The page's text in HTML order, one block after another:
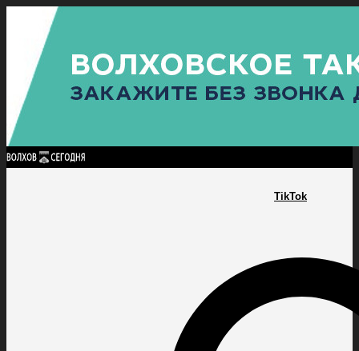
TikTok
Найти:
ГЛАВНАЯ ПОЛИТИКАПРОИСШЕСТВИЯ ПРОКУРАТУРАСПОРТ
ПОЛИТИКА
КУЛЬТУРА
ПОСЕЛЕНИЯ